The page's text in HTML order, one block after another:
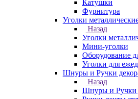
Катушки
Фурнитура
Уголки
Назад
Уголки
Мини-уголки
Оборудование
Уголки для
Шнуры и Ручки
Назад
Шнуры и Ручки